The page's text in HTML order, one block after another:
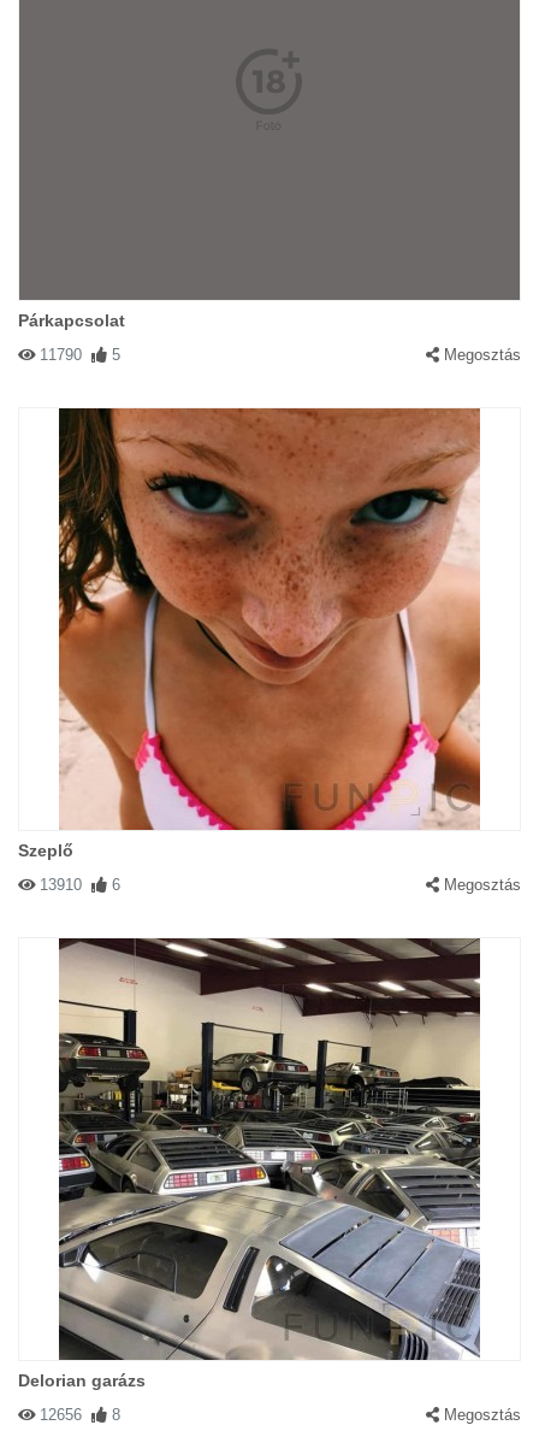
Párkapcsolat
11790 5 Megosztás
Szeplő
13910 6 Megosztás
Delorian garázs
12656 8 Megosztás